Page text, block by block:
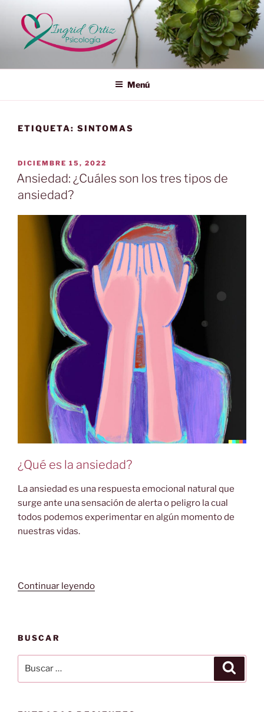
contenido
INGRID ORTÍZ
Menú
ETIQUETA: SINTOMAS
PUBLICADO
EL
DICIEMBRE 15, 2022
Ansiedad: ¿Cuáles son los tres tipos de
ansiedad?
¿Qué es la ansiedad?
La ansiedad es una respuesta emocional natural que
surge ante una sensación de alerta o peligro la cual
todos podemos experimentar en algún momento de
nuestras vidas.
Continuar leyendo«Ansiedad:
tipos
ansiedad?»
BUSCAR
por: